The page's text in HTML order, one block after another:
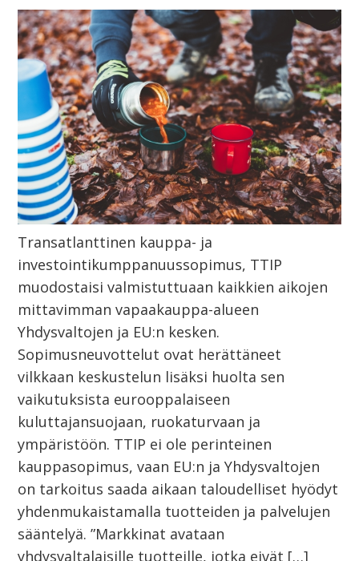
Transatlanttinen kauppa- ja
investointikumppanuussopimus, TTIP
muodostaisi valmistuttuaan kaikkien aikojen
mittavimman vapaakauppa-alueen
Yhdysvaltojen ja EU:n kesken.
Sopimusneuvottelut ovat herättäneet
vilkkaan keskustelun lisäksi huolta sen
vaikutuksista eurooppalaiseen
kuluttajansuojaan, ruokaturvaan ja
ympäristöön. TTIP ei ole perinteinen
kauppasopimus, vaan EU:n ja Yhdysvaltojen
on tarkoitus saada aikaan taloudelliset hyödyt
yhdenmukaistamalla tuotteiden ja palvelujen
sääntelyä. ”Markkinat avataan
yhdysvaltalaisille tuotteille, jotka eivät […]